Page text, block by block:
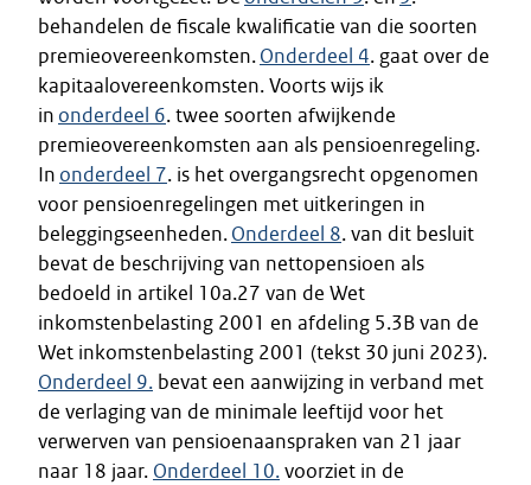
behandelen de fiscale kwalificatie van die soorten
premieovereenkomsten.Onderdeel 4. gaat over de
kapitaalovereenkomsten. Voorts wijs ik
in onderdeel 6. twee soorten afwijkende
premieovereenkomsten aan als pensioenregeling.
In onderdeel 7. is het overgangsrecht opgenomen
voor pensioenregelingen met uitkeringen in
beleggingseenheden.Onderdeel 8. van dit besluit
bevat de beschrijving van nettopensioen als
bedoeld in artikel 10a.27 van de Wet
inkomstenbelasting 2001 en afdeling 5.3B van de
Wet inkomstenbelasting 2001 (tekst 30 juni 2023).
Onderdeel 9. bevat een aanwijzing in verband met
de verlaging van de minimale leeftijd voor het
verwerven van pensioenaanspraken van 21 jaar
naar 18 jaar. Onderdeel 10.voorziet in de